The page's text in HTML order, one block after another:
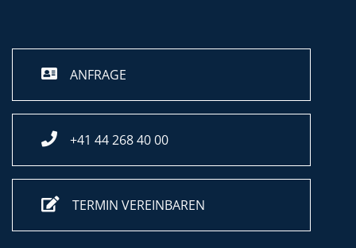
ANFRAGE
+41 44 268 40 00
TERMIN VEREINBAREN